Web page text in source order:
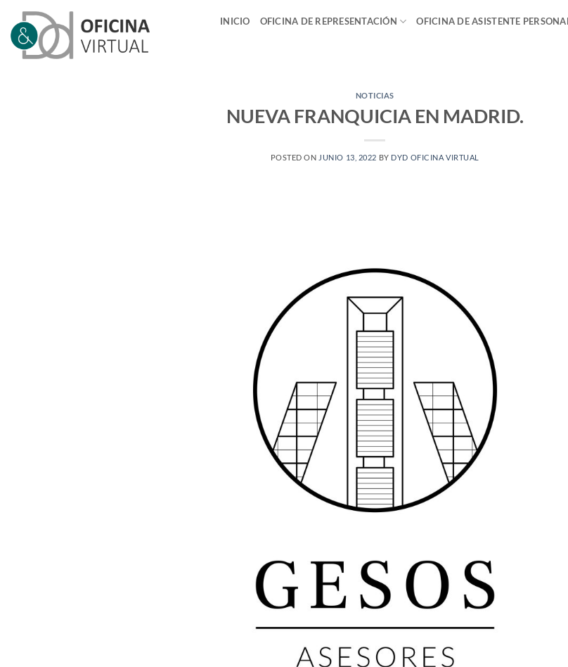
Saltar
contenido
INICIO OFICINA DE REPRESENTACIÓN OFICINA DE ASISTENTE
NOTICIAS
NUEVA FRANQUICIA EN MADRID.
POSTED ON JUNIO 13, 2022 BY DYD OFICINA VIRTUAL